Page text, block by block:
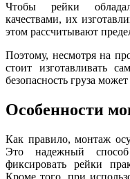
Чтобы рейки
качествами, их
этом рассчитывают
Поэтому, несмотря на
стоит изготавливать
безопасность груза
Особенности
Как правило, монтаж
Это надежный способ
фиксировать рейки